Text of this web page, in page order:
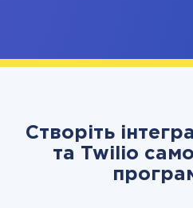
Створіть
та Twilio